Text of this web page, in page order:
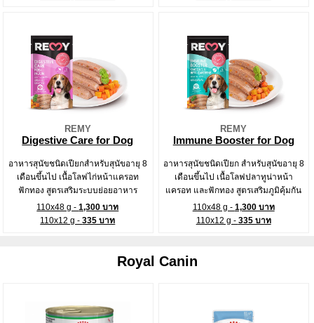
REMY
Digestive Care for Dog
อาหารสุนัขชนิดเปียกสำหรับสุนัขอายุ 8
เดือนขึ้นไป เนื้อโลฟไก่หน้าแครอท
ฟักทอง สูตรเสริมระบบย่อยอาหาร
110x48 g -1,300 บาท
110x12 g -335 บาท
REMY
Immune Booster for Dog
อาหารสุนัขชนิดเปียก สำหรับสุนัขอายุ 8
เดือนขึ้นไป เนื้อโลฟปลาทูน่าหน้า
แครอท และฟักทอง สูตรเสริมภูมิคุ้มกัน
110x48 g - 1,300 บาท
110x12 g - 335 บาท
Royal Canin